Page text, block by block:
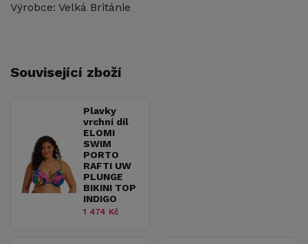
Výrobce: Velká Británie
Související zboží
Plavky
vrchní díl
ELOMI
SWIM
PORTO
RAFTI UW
PLUNGE
BIKINI TOP
INDIGO
1 474 Kč